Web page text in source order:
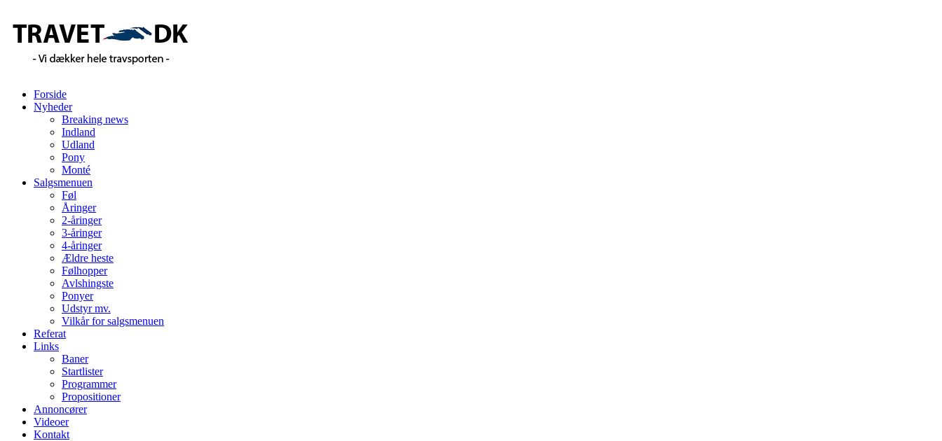
Forside
Nyheder
Breaking news
Indland
Udland
Pony
Monté
Salgsmenuen
Føl
Åringer
2-åringer
3-åringer
4-åringer
Ældre heste
Følhopper
Avlshingste
Ponyer
Udstyr mv.
Vilkår for salgsmenuen
Referat
Links
Baner
Startlister
Programmer
Propositioner
Annoncører
Videoer
Kontakt